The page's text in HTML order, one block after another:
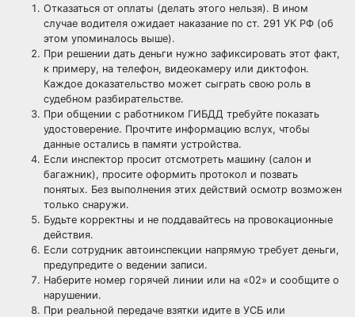
Отказаться от оплаты (делать этого нельзя). В ином
случае водителя ожидает наказание по ст. 291 УК РФ (об
этом упоминалось выше).
При решении дать деньги нужно зафиксировать этот факт,
к примеру, на телефон, видеокамеру или диктофон.
Каждое доказательство может сыграть свою роль в
судебном разбирательстве.
При общении с работником ГИБДД требуйте показать
удостоверение. Прочтите информацию вслух, чтобы
данные остались в памяти устройства.
Если инспектор просит отсмотреть машину (салон и
багажник), просите оформить протокол и позвать
понятых. Без выполнения этих действий осмотр возможен
только снаружи.
Будьте корректны и не поддавайтесь на провокационные
действия.
Если сотрудник автоинспекции напрямую требует деньги,
предупредите о ведении записи.
Наберите номер горячей линии или на «02» и сообщите о
нарушении.
При реальной передаче взятки идите в УСБ или